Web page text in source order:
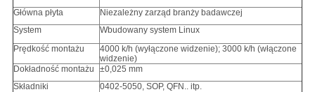
Główna płyta
Niezależny zarząd branży badawczej
System
Wbudowany system Linux
Prędkość montażu
4000 k/h (wyłączone widzenie); 3000 k/h (włączone
widzenie)
Dokładność montażu
±0,025 mm
Składniki
0402-5050, SOP, QFN.. itp.